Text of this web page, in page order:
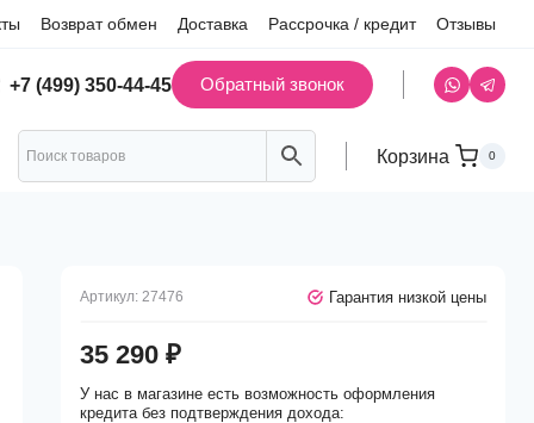
Возврат обмен Доставка Рассрочка / кредит Отзывы
+7 (499) 350-44-45 Обратный звонок
Корзина 0
Артикул:27476 Гарантия низкой цены
35 290₽
У нас в магазине есть возможность оформления
кредита без подтверждения дохода: